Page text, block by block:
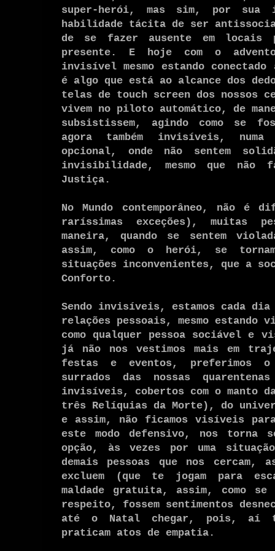
super-herói, mas sim, por sua
habilidade tácita de ser
de se fazer ausente em locais
presente. E hoje com o
invisível mesmo estando
é algo que está ao alcance dos
telas de touch screen dos nossos
vivem no piloto automático, de
subsistissem, agindo como se
agora também invisíveis, numa
opcional, onde não sentem
invisibilidade, mesmo que não
Justiça.
No Mundo contemporâneo, não é
raríssimas exceções), muitas
maneira, quando se sentem
assim, como o herói, se
situações inconvenientes, que a
Conforto.
Sendo invisíveis, estamos cada dia
relações pessoais, mesmo estando
como qualquer pessoa sociável e
já não nos vestimos mais em
festas e eventos, preferimos o
surrados das nossas
invisíveis, cobertos com o manto
três Relíquias da Morte), do
e assim, não ficamos visíveis
este modo defensivo, nos torna
opção, às vezes por uma
demais pessoas que nos cercam,
excluem (que te jogam para
maldade gratuita, assim, como
respeito, fossem sentimentos
até o Natal chegar, pois, aí
praticam atos de empatia.